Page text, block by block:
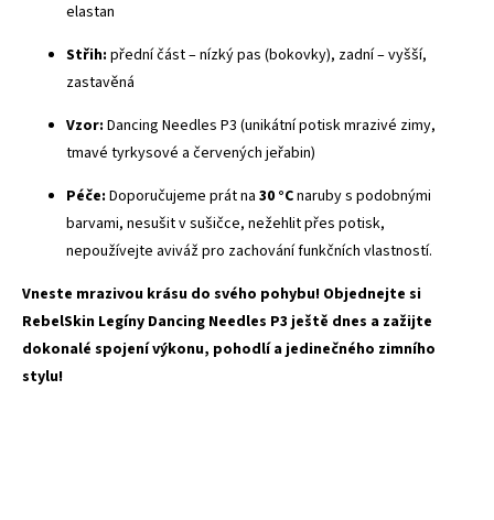
elastan
Střih: přední část – nízký pas (bokovky), zadní – vyšší,
zastavěná
Vzor: Dancing Needles P3 (unikátní potisk mrazivé zimy,
tmavé tyrkysové a červených jeřabin)
Péče: Doporučujeme prát na 30 °Cnaruby s podobnými
barvami, nesušit v sušičce, nežehlit přes potisk,
nepoužívejte aviváž pro zachování funkčních vlastností.
Vneste mrazivou krásu do svého pohybu! Objednejte si
RebelSkin Legíny Dancing Needles P3 ještě dnes a zažijte
dokonalé spojení výkonu, pohodlí a jedinečného zimního
stylu!